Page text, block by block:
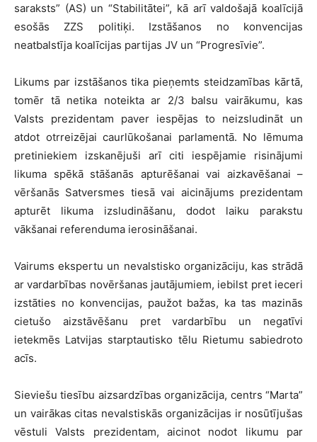
saraksts” (AS) un “Stabilitātei”, kā arī valdošajā koalīcijā
esošās ZZS politiķi. Izstāšanos no konvencijas
neatbalstīja koalīcijas partijas JV un “Progresīvie”.
Likums par izstāšanos tika pieņemts steidzamības kārtā,
tomēr tā netika noteikta ar 2/3 balsu vairākumu, kas
Valsts prezidentam paver iespējas to neizsludināt un
atdot otrreizējai caurlūkošanai parlamentā. No lēmuma
pretiniekiem izskanējuši arī citi iespējamie risinājumi
likuma spēkā stāšanās apturēšanai vai aizkavēšanai –
vēršanās Satversmes tiesā vai aicinājums prezidentam
apturēt likuma izsludināšanu, dodot laiku parakstu
vākšanai referenduma ierosināšanai.
Vairums ekspertu un nevalstisko organizāciju, kas strādā
ar vardarbības novēršanas jautājumiem, iebilst pret ieceri
izstāties no konvencijas, paužot bažas, ka tas mazinās
cietušo aizstāvēšanu pret vardarbību un negatīvi
ietekmēs Latvijas starptautisko tēlu Rietumu sabiedroto
acīs.
Sieviešu tiesību aizsardzības organizācija, centrs “Marta”
un vairākas citas nevalstiskās organizācijas ir nosūtījušas
vēstuli Valsts prezidentam, aicinot nodot likumu par